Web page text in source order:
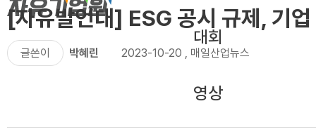
대회
영상
[자유발언대] ESG 공시 규제, 기
글쓴이 박혜린 2023-10-20 , 매일산업뉴스